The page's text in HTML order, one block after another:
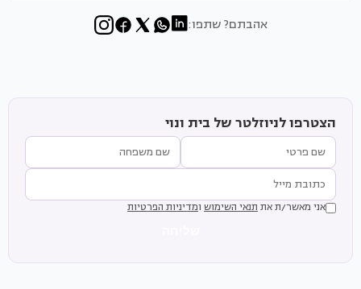
אהבתם? שתפו:
הצטרפו לניוזלטר של בית ונוי
אני מאשר/ת את תנאי השימוש ומדיניות הפרטיות